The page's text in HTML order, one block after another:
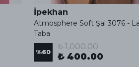
İpekhan
Atmosphere Soft Şal 3076 -
Taba
%60
₺ 1,000.00
₺ 400.00